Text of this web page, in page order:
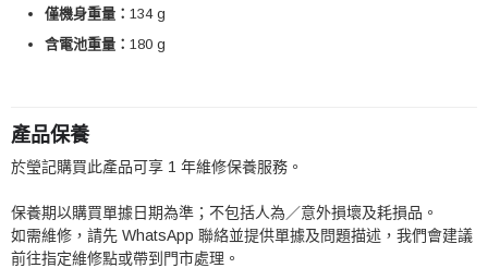
僅機身重量： 134 g
含電池重量： 180 g
產品保養
於瑩記購買此產品可享 1 年維修保養服務。
保養期以購買單據日期為準；不包括人為／意外損壞及耗損品。
如需維修，請先 WhatsApp 聯絡並提供單據及問題描述，我們會建議
前往指定維修點或帶到門市處理。